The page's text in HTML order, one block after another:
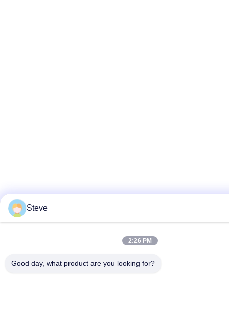
Steve
2:26 PM
Good day, what product are you looking for?